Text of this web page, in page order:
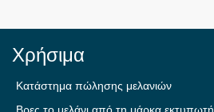
Χρήσιμα
Κατάστημα πώλησης μελανιών